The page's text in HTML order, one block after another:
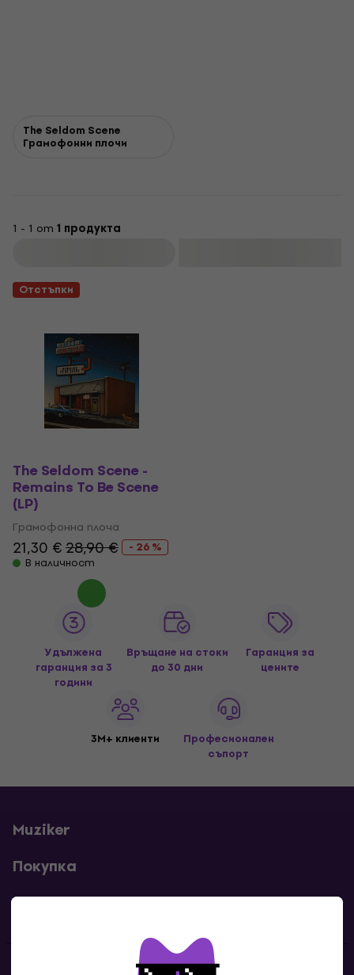
The Seldom Scene
Грамофонни плочи
1 - 1 от 1 продукта
Отстъпки
The Seldom Scene -
Remains To Be Scene
(LP)
Грамофонна плоча
21,30 €28,90 €
- 26 %
В наличност
Удължена
гаранция за 3
години
Връщане на стоки
до 30 дни
Гаранция за
цените
3M+ клиенти
Професионален
съпорт
Muziker
Покупка
Полезни линкове